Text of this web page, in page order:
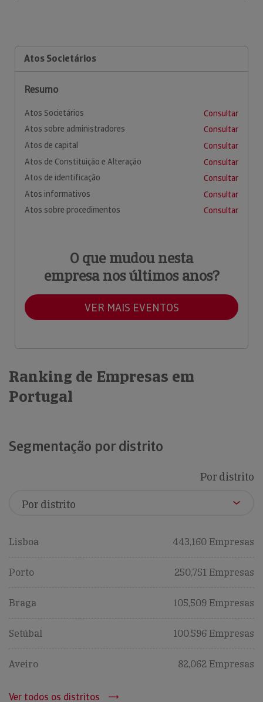
Atos Societários
Resumo
Atos Societários
Consultar
Atos sobre administradores
Consultar
Atos de capital
Consultar
Atos de Constituição e Alteração
Consultar
Atos de identificação
Consultar
Atos informativos
Consultar
Atos sobre procedimentos
Consultar
O que mudou nesta
empresa nos últimos anos?
VER MAIS EVENTOS
Ranking de Empresas em
Portugal
Segmentação por distrito
Por distrito
Lisboa 443,160 Empresas
Porto 250,751 Empresas
Braga 105,509 Empresas
Setúbal 100,596 Empresas
Aveiro 82,062 Empresas
Ver todos os distritos